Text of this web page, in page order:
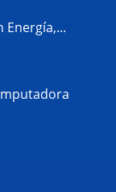
Energía,...